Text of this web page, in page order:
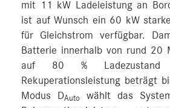
mit 11 kW Ladeleistung an
ist auf Wunsch ein 60 kW
für Gleichstrom verfügbar.
Batterie innerhalb von rund 20
auf 80 % Ladezustand
Rekuperationsleistung beträgt
Modus DAuto
wählt das